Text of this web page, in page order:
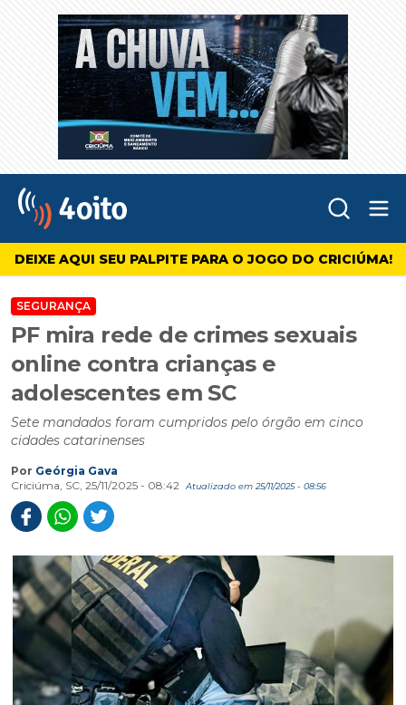
4oito
DEIXE AQUI SEU PALPITE PARA O JOGO DO CRICIÚMA!
SEGURANÇA
PF mira rede de crimes sexuais
online contra crianças e
adolescentes em SC
Sete mandados foram cumpridos pelo órgão em cinco
cidades catarinenses
Por Geórgia Gava
Criciúma, SC, 25/11/2025 - 08:42
Atualizado em 25/11/2025 - 08:56